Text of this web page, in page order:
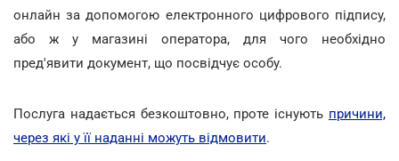
онлайн за допомогою електронного цифрового підпису,
або ж у магазині оператора, для чого необхідно
пред'явити документ, що посвідчує особу.
Послуга надається безкоштовно, проте існують причини,
через які у її наданні можуть відмовити.